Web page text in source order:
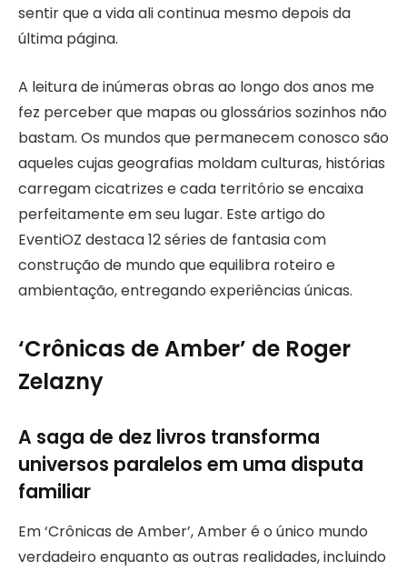
sentir que a vida ali continua mesmo depois da
última página.
A leitura de inúmeras obras ao longo dos anos me
fez perceber que mapas ou glossários sozinhos não
bastam. Os mundos que permanecem conosco são
aqueles cujas geografias moldam culturas, histórias
carregam cicatrizes e cada território se encaixa
perfeitamente em seu lugar. Este artigo do
EventiOZ destaca 12 séries de fantasia com
construção de mundo que equilibra roteiro e
ambientação, entregando experiências únicas.
‘Crônicas de Amber’ de Roger
Zelazny
A saga de dez livros transforma
universos paralelos em uma disputa
familiar
Em ‘Crônicas de Amber’, Amber é o único mundo
verdadeiro enquanto as outras realidades, incluindo